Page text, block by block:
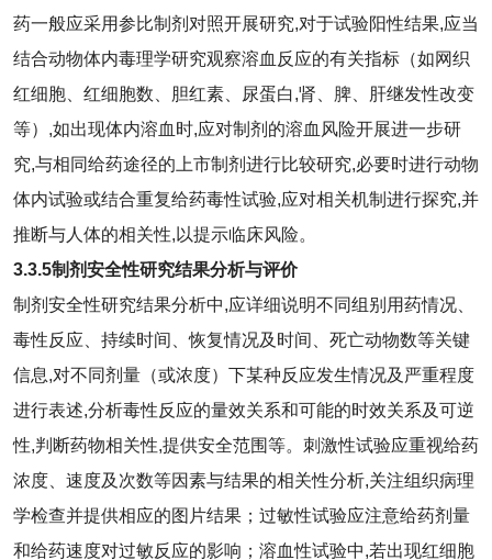
药一般应采用参比制剂对照开展研究,对于试验阳性结果,应当
结合动物体内毒理学研究观察溶血反应的有关指标（如网织
红细胞、红细胞数、胆红素、尿蛋白,肾、脾、肝继发性改变
等）,如出现体内溶血时,应对制剂的溶血风险开展进一步研
究,与相同给药途径的上市制剂进行比较研究,必要时进行动物
体内试验或结合重复给药毒性试验,应对相关机制进行探究,并
推断与人体的相关性,以提示临床风险。
3.3.5制剂安全性研究结果分析与评价
制剂安全性研究结果分析中,应详细说明不同组别用药情况、
毒性反应、持续时间、恢复情况及时间、死亡动物数等关键
信息,对不同剂量（或浓度）下某种反应发生情况及严重程度
进行表述,分析毒性反应的量效关系和可能的时效关系及可逆
性,判断药物相关性,提供安全范围等。刺激性试验应重视给药
浓度、速度及次数等因素与结果的相关性分析,关注组织病理
学检查并提供相应的图片结果；过敏性试验应注意给药剂量
和给药速度对过敏反应的影响；溶血性试验中,若出现红细胞